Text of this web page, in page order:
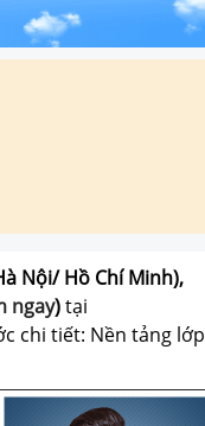
Nội/ Hồ Chí Minh),
ngay)tại
chi tiết: Nền tảng lớp